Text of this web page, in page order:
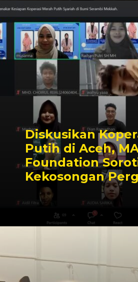
Diskusikan
Putih di Aceh,
Foundation
Kekosongan